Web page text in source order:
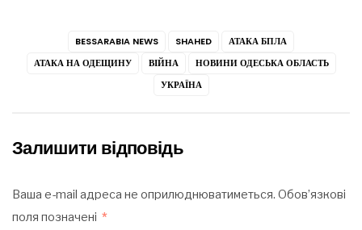
BESSARABIA NEWS SHAHED
АТАКА БПЛА
АТАКА НА ОДЕЩИНУ
ВІЙНА
НОВИНИ ОДЕСЬКА ОБЛАСТЬ
УКРАЇНА
Залишити відповідь
Ваша e-mail адреса не оприлюднюватиметься. Обов’язкові
поля позначені *